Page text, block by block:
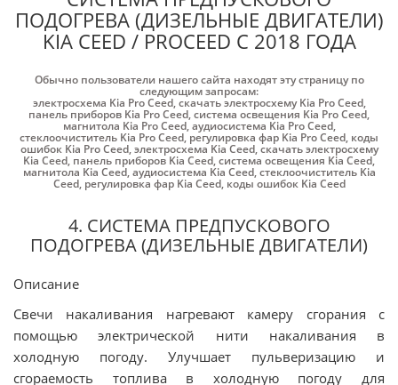
ПОДОГРЕВА (ДИЗЕЛЬНЫЕ ДВИГАТЕЛИ)
KIA CEED / PROCEED С 2018 ГОДА
Обычно пользователи нашего сайта находят эту страницу по
следующим запросам:
электросхема Kia Pro Сeed,скачать электросхему Kia Pro Сeed,
панель приборов Kia Pro Сeed,система освещения Kia Pro Сeed,
магнитола Kia Pro Сeed,аудиосистема Kia Pro Сeed,
стеклоочиститель Kia Pro Сeed, регулировка фар Kia Pro Сeed, коды
ошибок Kia Pro Сeed,электросхема Kia Ceed,скачать электросхему
Kia Ceed, панель приборов Kia Ceed,система освещения Kia Ceed,
магнитола Kia Ceed,аудиосистема Kia Ceed,стеклоочиститель Kia
Ceed, регулировка фар Kia Ceed, коды ошибок Kia Ceed
4. СИСТЕМА ПРЕДПУСКОВОГО
ПОДОГРЕВА (ДИЗЕЛЬНЫЕ ДВИГАТЕЛИ)
Описание
Свечи накаливания нагревают камеру сгорания с
помощью электрической нити накаливания в
холодную погоду. Улучшает пульверизацию и
сгораемость топлива в холодную погоду для